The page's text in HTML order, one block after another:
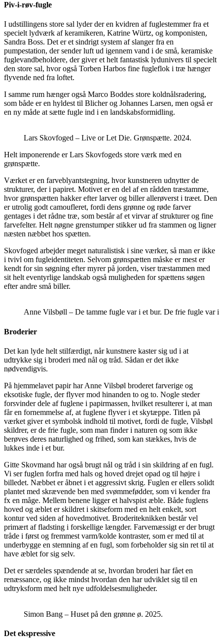
Piv-i-røv-fugle
I udstillingens store sal lyder der en kvidren af fuglestemmer fra et
specielt lydværk af keramikeren, Katrine Würtz, og komponisten,
Sandra Boss. Det er et sindrigt system af slanger fra en
pumpestation, der sender luft ud igennem vand i de små, keramiske
fuglevandbeholdere, der giver et helt fantastisk lydunivers til specielt
den store sal, hvor også Torben Harbos fine fugleflok i træ hænger
flyvende ned fra loftet.
I samme rum hænger også Marco Boddes store koldnålsradering,
som både er en hyldest til Blicher og Johannes Larsen, men også er
en ny måde at sætte fugle ind i en landskabsformidling.
Lars Skovfoged – Live or Let Die. Grønspætte. 2024.
Helt imponerende er Lars Skovfogeds store værk med en
grønspætte.
Værket er en farveblyantstegning, hvor kunstneren udnytter de
strukturer, der i papiret. Motivet er en del af en rådden træstamme,
hvor grønspætten hakker efter larver og biller allerøverst i træet. Den
er utrolig godt camoufleret, fordi dens grønne og røde farver
gentages i det rådne træ, som består af et virvar af strukturer og fine
farvefelter. Helt nøgne grenstumper stikker ud fra stammen og ligner
næsten næbbet hos spætten.
Skovfoged arbejder meget naturalistisk i sine værker, så man er ikke
i tvivl om fugleidentiteten. Selvom grønspætten måske er mest er
kendt for sin søgning efter myrer på jorden, viser træstammen med
sit helt eventyrlige landskab også muligheden for spættens søgen
efter andre små biller.
Anne Vilsbøll – De tamme fugle var i et bur. De frie fugle var i
Broderier
Det kan lyde helt stilfærdigt, når kunstnere kaster sig ud i at
udtrykke sig i broderi med nål og tråd. Sådan er det ikke
nødvendigvis.
På hjemmelavet papir har Anne Vilsbøl broderet farverige og
eksotiske fugle, der flyver mod hinanden to og to. Nogle steder
forsvinder dele af fuglene i papirmassen, hvilket resulterer i, at man
får en fornemmelse af, at fuglene flyver i et skytæppe. Titlen på
værket giver et symbolsk indhold til motivet, fordi de fugle, Vilsbøl
skildrer, er de frie fugle, som man finder i naturen og som ikke
berøves deres naturlighed og frihed, som kan stækkes, hvis de
lukkes inde i et bur.
Gitte Skovmand har også brugt nål og tråd i sin skildring af en fugl.
Vi ser fuglen forfra med hals og hoved drejet opad og til højre i
billedet. Næbbet er åbnet i et aggressivt skrig. Fuglen er ellers solidt
plantet med skrævende ben med svømmefødder, som vi kender fra
fx en måge. Mellem benene ligger et halvspist æble. Både fuglens
hoved og æblet er skildret i skitseform med en helt enkelt, sort
kontur ved siden af hovedmotivet. Broderiteknikken består vel
primært af fladsting i forskellige længder. Farvemæssigt er der brugt
tråde i først og fremmest varm/kolde kontraster, som er med til at
underbygge en stemning af en fugl, som forbeholder sig sin ret til at
have æblet for sig selv.
Det er særdeles spændende at se, hvordan broderi har fået en
renæssance, og ikke mindst hvordan den har udviklet sig til en
udtryksform med helt nye udfoldelsesmuligheder.
Simon Bang – Huset på den grønne ø. 2025.
Det ekspressive